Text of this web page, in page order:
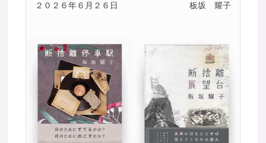
２０２６年６月２６日 板坂 耀子